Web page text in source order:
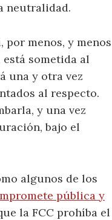
neutralidad.
por menos, y menos
sometida al
una y otra vez
al respecto.
y una vez
bajo el
algunos de los
pública y
la FCC prohíba el